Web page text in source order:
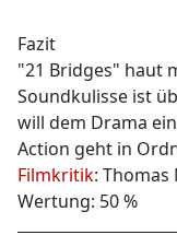
Fazit
"21 Bridges" haut
Soundkulisse ist
will dem Drama
Action geht in
Filmkritik: Thomas
Wertung: 50 %